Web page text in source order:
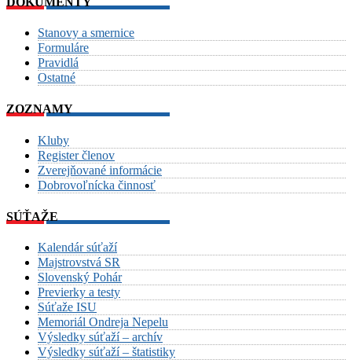
Stanovy a smernice
Formuláre
Pravidlá
Ostatné
ZOZNAMY
Kluby
Register členov
Zverejňované informácie
Dobrovoľnícka činnosť
SÚŤAŽE
Kalendár súťaží
Majstrovstvá SR
Slovenský Pohár
Previerky a testy
Súťaže ISU
Memoriál Ondreja Nepelu
Výsledky súťaží – archív
Výsledky súťaží – štatistiky